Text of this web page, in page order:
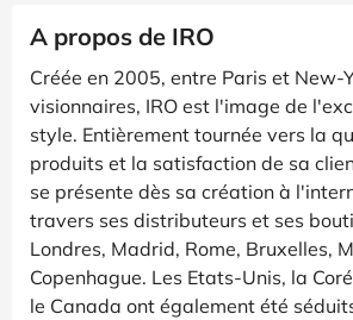
A propos de IRO
Créée en 2005, entre Paris et New-
visionnaires, IRO est l'image de
style. Entièrement tournée vers la
produits et la satisfaction de sa
se présente dès sa création à
travers ses distributeurs et ses
Londres, Madrid, Rome, Bruxelles,
Copenhague. Les Etats-Unis, la
le Canada ont également été